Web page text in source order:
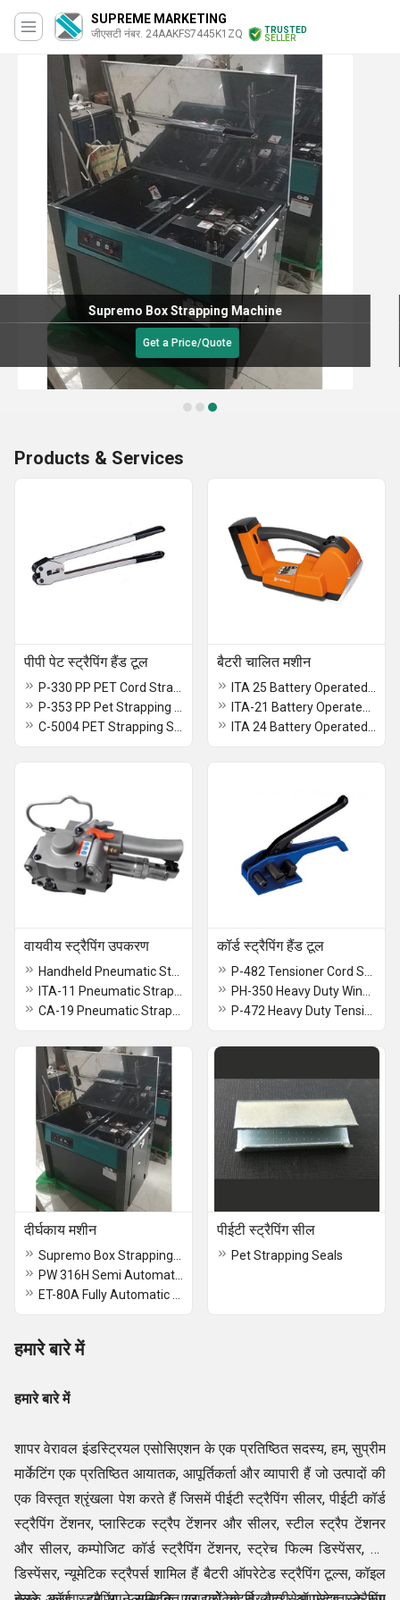
SUPREME MARKETING
जीएसटी नंबर. 24AAKFS7445K1ZQ
TRUSTED
SELLER
PW 316H Semi Automatic Strapping Machine
50000 आईएनआर/टुकड़ा Get a Price/Quote
Products & Services
पीपी पेट स्ट्रैपिंग हैंड टूल बैटरी चालित मशीन
वायवीय स्ट्रैपिंग उपकरण कॉर्ड स्ट्रैपिंग हैंड टूल
दीर्घकाय मशीन पीईटी स्ट्रैपिंग सील
Pet Strapping Seals
हमारे बारे में
हमारे बारे में
शापर वेरावल इंडस्ट्रियल एसोसिएशन के एक प्रतिष्ठित सदस्य, हम, सुप्रीम
मार्केटिंग एक प्रतिष्ठित आयातक, आपूर्तिकर्ता और व्यापारी हैं जो उत्पादों की
एक विस्तृत श्रृंखला पेश करते हैं जिसमें पीईटी स्ट्रैपिंग सीलर, पीईटी कॉर्ड
स्ट्रैपिंग टेंशनर, प्लास्टिक स्ट्रैप टेंशनर और सीलर, स्टील स्ट्रैप टेंशनर
और सीलर, कम्पोजिट कॉर्ड स्ट्रैपिंग टेंशनर, स्ट्रेच फिल्म डिस्पेंसर, टेप
डिस्पेंसर, न्यूमेटिक स्ट्रैपर्स शामिल हैं बैटरी ऑपरेटेड स्ट्रैपिंग टूल्स, कॉइल